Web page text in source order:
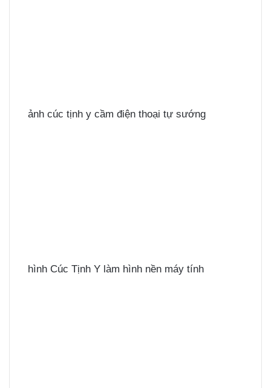
ảnh cúc tịnh y cầm điện thoại tự sướng
hình Cúc Tịnh Y làm hình nền máy tính